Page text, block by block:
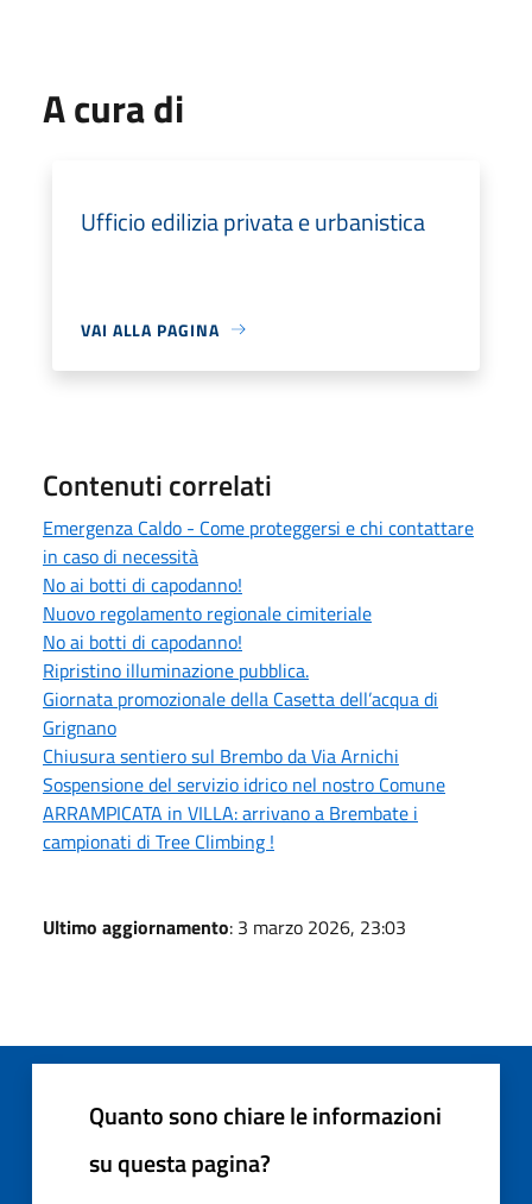
A cura di
Ufficio edilizia privata e urbanistica
VAI ALLA PAGINA
Contenuti correlati
Emergenza Caldo - Come proteggersi e chi contattare
in caso di necessità
No ai botti di capodanno!
Nuovo regolamento regionale cimiteriale
No ai botti di capodanno!
Ripristino illuminazione pubblica.
Giornata promozionale della Casetta dell’acqua di
Grignano
Chiusura sentiero sul Brembo da Via Arnichi
Sospensione del servizio idrico nel nostro Comune
ARRAMPICATA in VILLA: arrivano a Brembate i
campionati di Tree Climbing !
Ultimo aggiornamento: 3 marzo 2026, 23:03
Quanto sono chiare le informazioni
su questa pagina?